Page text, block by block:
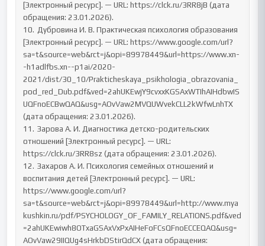
[Электронный ресурс]. — URL: https://clck.ru/3RR8jB (дата
обращения: 23.01.2026).
10.	Дубровина И. В. Практическая психология образования
[Электронный ресурс]. — URL: https://www.google.com/url?
sa=t&source=web&rct=j&opi=89978449&url=https://www.xn-
-h1adlfbs.xn--p1ai/2020-
2021/dist/30_10/Prakticheskaya_psikhologia_obrazovania_
pod_red_Dub.pdf&ved=2ahUKEwjY9cvxxKGSAxWTIhAIHdbwIS
UQFnoECBwQAQ&usg=AOvVaw2MVQUWvekCLL2kWfwLnhTX
(дата обращения: 23.01.2026).
11.	Зарова А. И. Диагностика детско-родительских
отношений [Электронный ресурс]. — URL:
https://clck.ru/3RR8sz (дата обращения: 23.01.2026).
12.	Захаров А. И. Психология семейных отношений и
воспитания детей [Электронный ресурс]. — URL:
https://www.google.com/url?
sa=t&source=web&rct=j&opi=89978449&url=http://www.mya
kushkin.ru/pdf/PSYCHOLOGY_OF_FAMILY_RELATIONS.pdf&ved
=2ahUKEwiwh8OTxaGSAxVxPxAIHeFoFCsQFnoECCEQAQ&usg=
AOvVaw29IIQUg4sHrkbDStirQdCX (дата обращения: